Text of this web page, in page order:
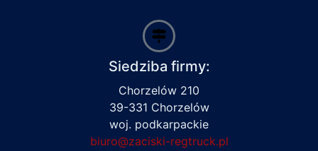
Siedziba firmy:
Chorzelów 210
39-331 Chorzelów
woj. podkarpackie
biuro@zaciski-regtruck.pl